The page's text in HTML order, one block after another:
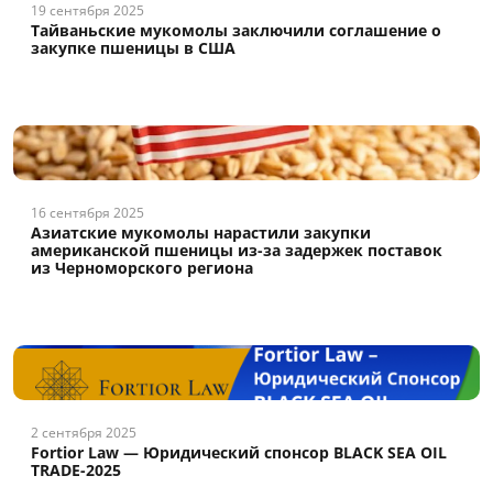
19 сентября 2025
Тайваньские мукомолы заключили соглашение о
закупке пшеницы в США
16 сентября 2025
Азиатские мукомолы нарастили закупки
американской пшеницы из-за задержек поставок
из Черноморского региона
2 сентября 2025
Fortior Law — Юридический спонсор BLACK SEA OIL
TRADE-2025